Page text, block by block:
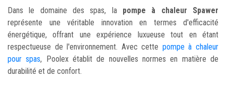
Dans le domaine des spas, la pompe à chaleur Spawer
représente une véritable innovation en termes d'efficacité
énergétique, offrant une expérience luxueuse tout en étant
respectueuse de l'environnement. Avec cette pompe à chaleur
pour spas, Poolex établit de nouvelles normes en matière de
durabilité et de confort.